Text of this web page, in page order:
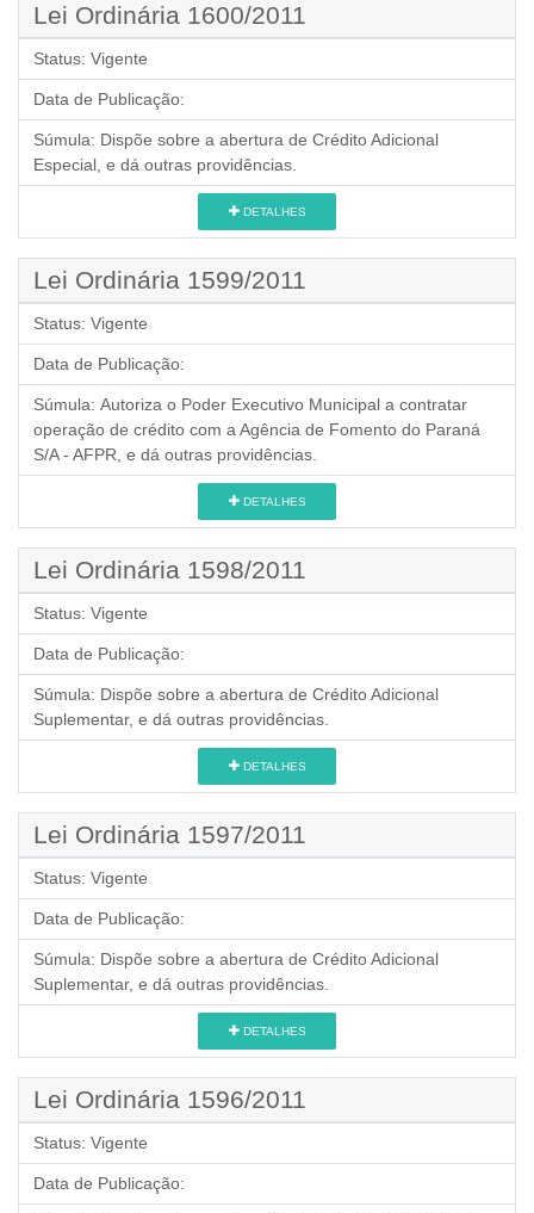
Lei Ordinária 1600/2011
Status: Vigente
Data de Publicação:
Súmula: Dispõe sobre a abertura de Crédito Adicional
Especial, e dá outras providências.
DETALHES
Lei Ordinária 1599/2011
Status: Vigente
Data de Publicação:
Súmula: Autoriza o Poder Executivo Municipal a contratar
operação de crédito com a Agência de Fomento do Paraná
S/A - AFPR, e dá outras providências.
DETALHES
Lei Ordinária 1598/2011
Status: Vigente
Data de Publicação:
Súmula: Dispõe sobre a abertura de Crédito Adicional
Suplementar, e dá outras providências.
DETALHES
Lei Ordinária 1597/2011
Status: Vigente
Data de Publicação:
Súmula: Dispõe sobre a abertura de Crédito Adicional
Suplementar, e dá outras providências.
DETALHES
Lei Ordinária 1596/2011
Status: Vigente
Data de Publicação: